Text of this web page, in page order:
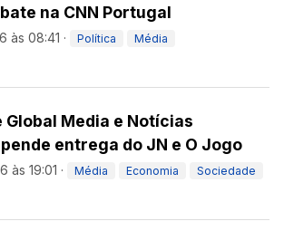
na CNN Portugal
às 08:41 · Política Média
Media e Notícias
entrega do JN e O Jogo
às 19:01 · Média Economia Sociedade